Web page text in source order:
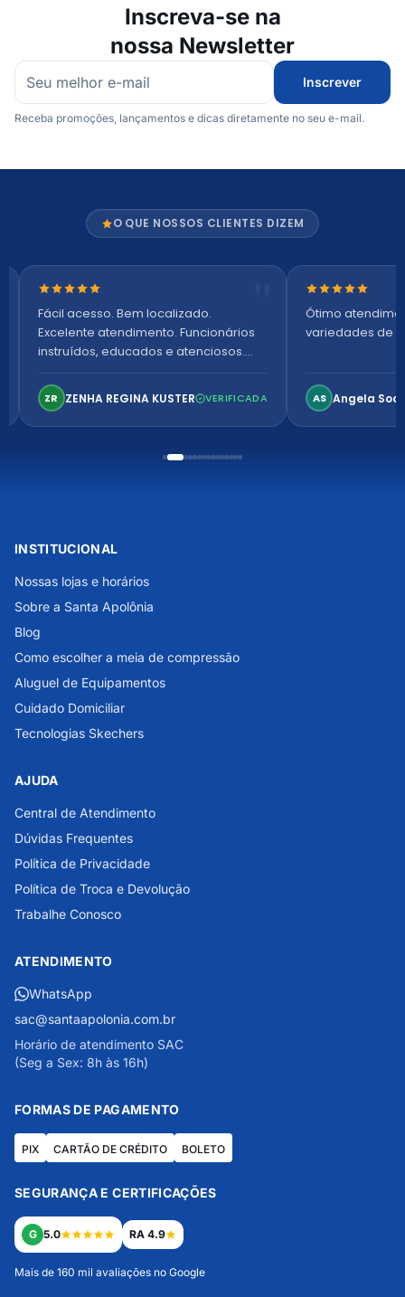
Inscreva-se na
nossa Newsletter
Inscrever
Receba promoções, lançamentos e dicas diretamente no seu e-mail.
O QUE NOSSOS CLIENTES DIZEM
Nota 5 de 5 estrelas
Fácil acesso. Bem localizado.
Excelente atendimento. Funcionários
instruídos, educados e atenciosos.
confortável. Perfeito!
ZR ZENHA REGINA KUSTER VERIFICADA
Nota 5 de 5
Ótimo
variedades de
AS Angela
INSTITUCIONAL
Nossas lojas e horários
Sobre a Santa Apolônia
Blog
Como escolher a meia de compressão
Aluguel de Equipamentos
Cuidado Domiciliar
Tecnologias Skechers
AJUDA
Central de Atendimento
Dúvidas Frequentes
Política de Privacidade
Política de Troca e Devolução
Trabalhe Conosco
ATENDIMENTO
WhatsApp
sac@santaapolonia.com.br
Horário de atendimento SAC
(Seg a Sex: 8h às 16h)
FORMAS DE PAGAMENTO
PIX CARTÃO DE CRÉDITO BOLETO
SEGURANÇA E CERTIFICAÇÕES
G 5.0 RA 4.9
Mais de 160 mil avaliações no Google